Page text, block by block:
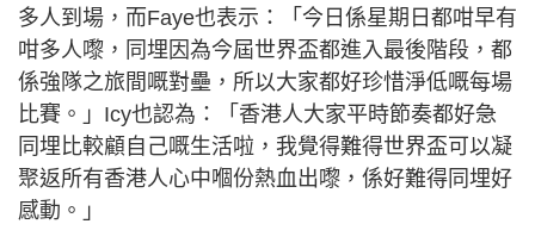
多人到場，而Faye也表示：「今日係星期日都咁早有
咁多人嚟，同埋因為今屆世界盃都進入最後階段，都
係強隊之旅間嘅對壘，所以大家都好珍惜淨低嘅每場
比賽。」Icy也認為：「香港人大家平時節奏都好急
同埋比較顧自己嘅生活啦，我覺得難得世界盃可以凝
聚返所有香港人心中嗰份熱血出嚟，係好難得同埋好
感動。」